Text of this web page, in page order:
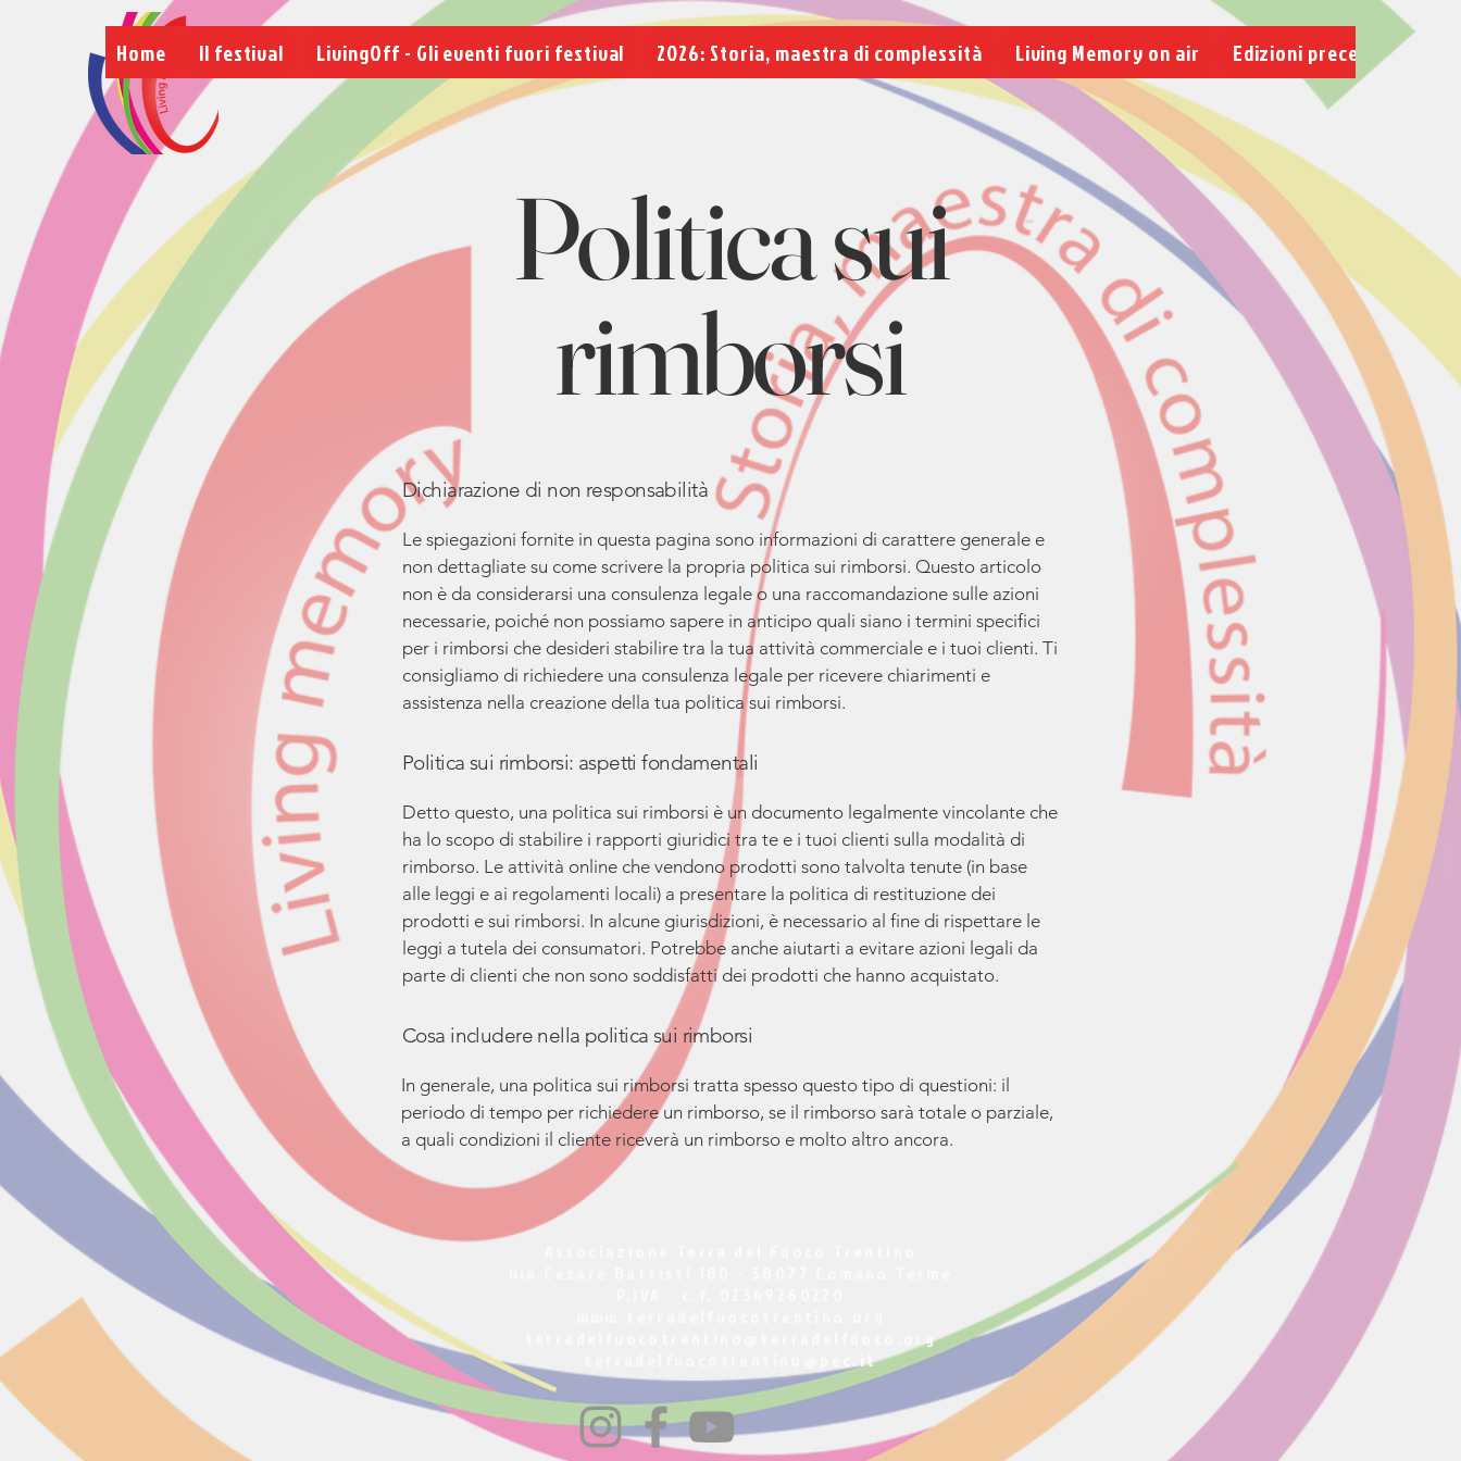
Home Il festival LivingOff - Gli eventi fuori festival 2026: Storia, maestra di complessità Living Memory on air Edizioni precedenti
Politica sui
rimborsi
Dichiarazione di non responsabilità
Le spiegazioni fornite in questa pagina sono informazioni di carattere generale e
non dettagliate su come scrivere la propria politica sui rimborsi. Questo articolo
non è da considerarsi una consulenza legale o una raccomandazione sulle azioni
necessarie, poiché non possiamo sapere in anticipo quali siano i termini specifici
per i rimborsi che desideri stabilire tra la tua attività commerciale e i tuoi clienti. Ti
consigliamo di richiedere una consulenza legale per ricevere chiarimenti e
assistenza nella creazione della tua politica sui rimborsi.
Politica sui rimborsi: aspetti fondamentali
Detto questo, una politica sui rimborsi è un documento legalmente vincolante che
ha lo scopo di stabilire i rapporti giuridici tra te e i tuoi clienti sulla modalità di
rimborso. Le attività online che vendono prodotti sono talvolta tenute (in base
alle leggi e ai regolamenti locali) a presentare la politica di restituzione dei
prodotti e sui rimborsi. In alcune giurisdizioni, è necessario al fine di rispettare le
leggi a tutela dei consumatori. Potrebbe anche aiutarti a evitare azioni legali da
parte di clienti che non sono soddisfatti dei prodotti che hanno acquistato.
Cosa includere nella politica sui rimborsi
In generale, una politica sui rimborsi tratta spesso questo tipo di questioni: il
periodo di tempo per richiedere un rimborso, se il rimborso sarà totale o parziale,
a quali condizioni il cliente riceverà un rimborso e molto altro ancora.
terradelfuocotrentino@terradelfuoco.org
terradelfuocotrentino@pec.it